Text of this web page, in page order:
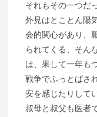
それもその一つだ
外見はとことん陽
会的関心があり、
られてくる、そん
は、果して一年も
戦争でふっとばさ
安を感じたりして
叔母と叔父も医者